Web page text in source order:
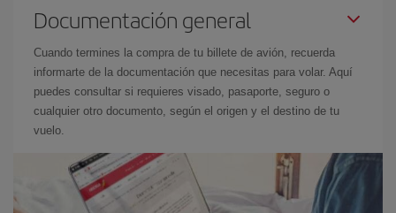
Documentación general
Cuando termines la compra de tu billete de avión, recuerda
informarte de la documentación que necesitas para volar. Aquí
puedes consultar si requieres visado, pasaporte, seguro o
cualquier otro documento, según el origen y el destino de tu
vuelo.